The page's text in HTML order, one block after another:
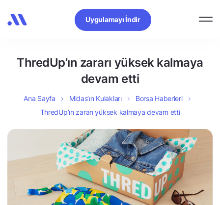
Uygulamayı İndir
ThredUp’ın zararı yüksek kalmaya
devam etti
Ana Sayfa Midas’ın Kulakları
Borsa Haberleri
ThredUp’ın zararı yüksek kalmaya devam etti